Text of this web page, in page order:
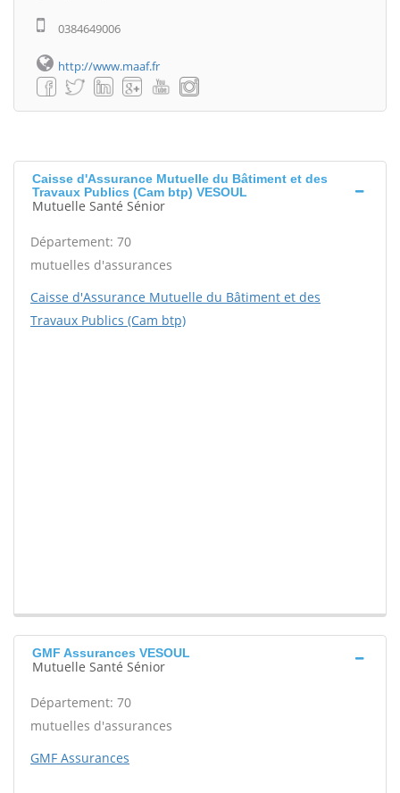
0384649006
http://www.maaf.fr
Caisse d'Assurance Mutuelle du Bâtiment et des
Travaux Publics (Cam btp) VESOUL
Mutuelle Santé Sénior
Département: 70
mutuelles d'assurances
Caisse d'Assurance Mutuelle du Bâtiment et des
Travaux Publics (Cam btp)
GMF Assurances VESOUL
Mutuelle Santé Sénior
Département: 70
mutuelles d'assurances
GMF Assurances